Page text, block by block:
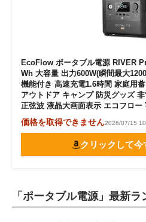
EcoFlow ポータブル電源 RIVER
Wh 大容量 出力600W(瞬間最大
機能付き 高速充電1.6時間 家庭用
アウトドア キャンプ 防災グッズ
正弦波 液晶大画面表示 エコフロー
価格を取得できません2026/07/15
クリックして今
「ポータブル電源」最新ラ